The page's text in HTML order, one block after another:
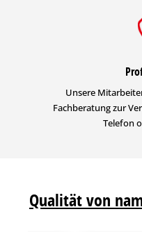
Unsere
Fachberatung zur
Telefon
Qualität von